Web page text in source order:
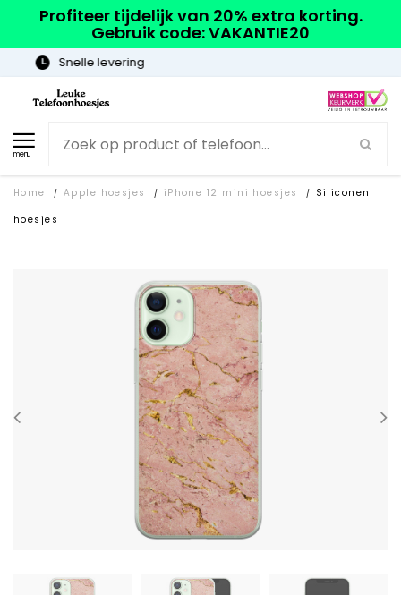
Profiteer tijdelijk van 20% extra korting.
Gebruik code: VAKANTIE20
menu
Home / Apple hoesjes / iPhone 12 mini hoesjes /
Siliconen
hoesjes